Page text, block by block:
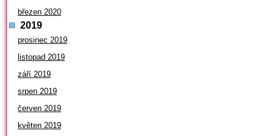
březen 2020
2019
prosinec 2019
listopad 2019
září 2019
srpen 2019
červen 2019
květen 2019